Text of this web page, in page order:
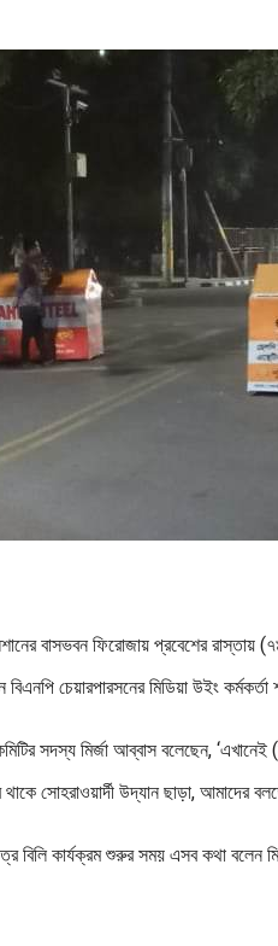
বাসভবন ফিরোজায় প্রবেশের
চেয়ারপারসনের মিডিয়া উইং কর্মকর্তা
সদস্য মির্জা আব্বাস বলেছেন,
সোহরাওয়ার্দী উদ্যান ছাড়া, আমাদের
বিলি কার্যক্রম শুরুর সময় এসব কথা